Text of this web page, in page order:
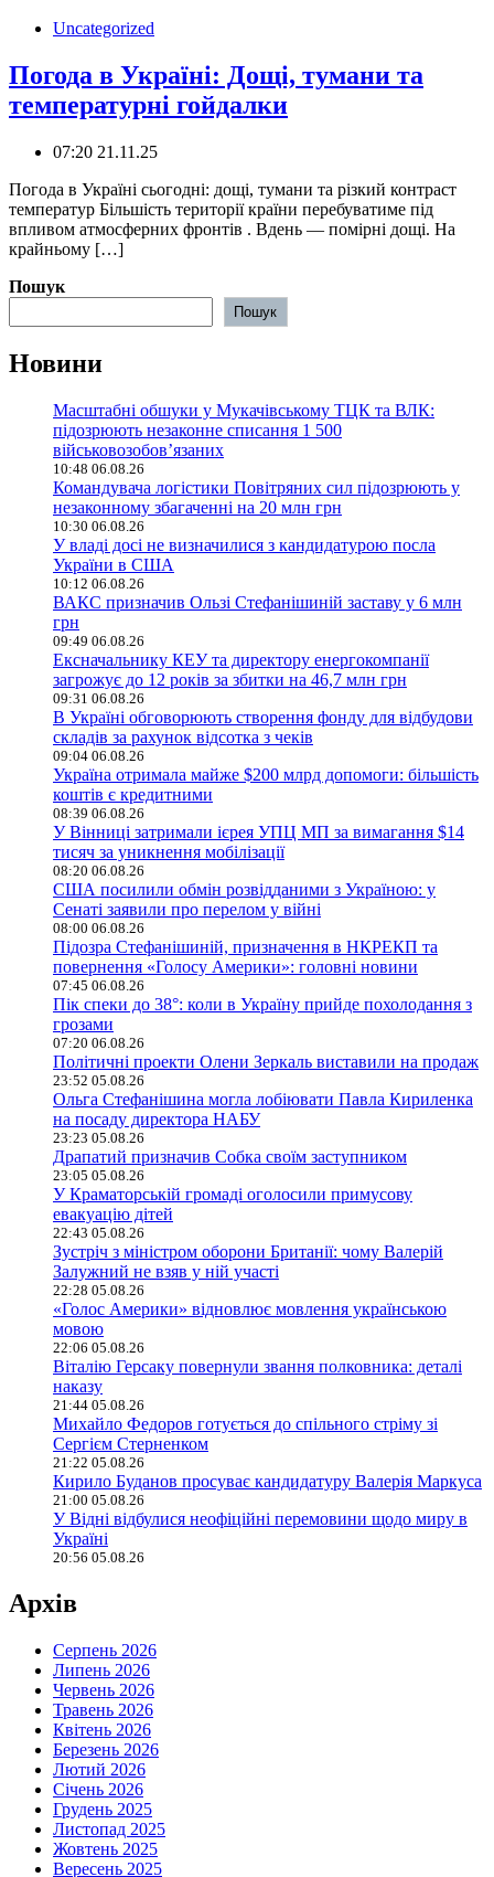
Uncategorized
Погода в Україні: Дощі, тумани та
температурні гойдалки
07:20 21.11.25
Погода в Україні сьогодні: дощі, тумани та різкий контраст
температур ️Більшість території країни перебуватиме під
впливом атмосферних фронтів . Вдень — помірні дощі. На
крайньому […]
Пошук
Пошук
Новини
Масштабні обшуки у Мукачівському ТЦК та ВЛК:
підозрюють незаконне списання 1 500
військовозобов’язаних
10:48 06.08.26
Командувача логістики Повітряних сил підозрюють у
незаконному збагаченні на 20 млн грн
10:30 06.08.26
У владі досі не визначилися з кандидатурою посла
України в США
10:12 06.08.26
ВАКС призначив Ользі Стефанішиній заставу у 6 млн
грн
09:49 06.08.26
Ексначальнику КЕУ та директору енергокомпанії
загрожує до 12 років за збитки на 46,7 млн грн
09:31 06.08.26
В Україні обговорюють створення фонду для відбудови
складів за рахунок відсотка з чеків
09:04 06.08.26
Україна отримала майже $200 млрд допомоги: більшість
коштів є кредитними
08:39 06.08.26
У Вінниці затримали ієрея УПЦ МП за вимагання $14
тисяч за уникнення мобілізації
08:20 06.08.26
США посилили обмін розвідданими з Україною: у
Сенаті заявили про перелом у війні
08:00 06.08.26
Підозра Стефанішиній, призначення в НКРЕКП та
повернення «Голосу Америки»: головні новини
07:45 06.08.26
Пік спеки до 38°: коли в Україну прийде похолодання з
грозами
07:20 06.08.26
Політичні проекти Олени Зеркаль виставили на продаж
23:52 05.08.26
Ольга Стефанішина могла лобіювати Павла Кириленка
на посаду директора НАБУ
23:23 05.08.26
Драпатий призначив Собка своїм заступником
23:05 05.08.26
У Краматорській громаді оголосили примусову
евакуацію дітей
22:43 05.08.26
Зустріч з міністром оборони Британії: чому Валерій
Залужний не взяв у ній участі
22:28 05.08.26
«Голос Америки» відновлює мовлення українською
мовою
22:06 05.08.26
Віталію Герсаку повернули звання полковника: деталі
наказу
21:44 05.08.26
Михайло Федоров готується до спільного стріму зі
Сергієм Стерненком
21:22 05.08.26
Кирило Буданов просуває кандидатуру Валерія Маркуса
21:00 05.08.26
У Відні відбулися неофіційні перемовини щодо миру в
Україні
20:56 05.08.26
Архів
Серпень 2026
Липень 2026
Червень 2026
Травень 2026
Квітень 2026
Березень 2026
Лютий 2026
Січень 2026
Грудень 2025
Листопад 2025
Жовтень 2025
Вересень 2025